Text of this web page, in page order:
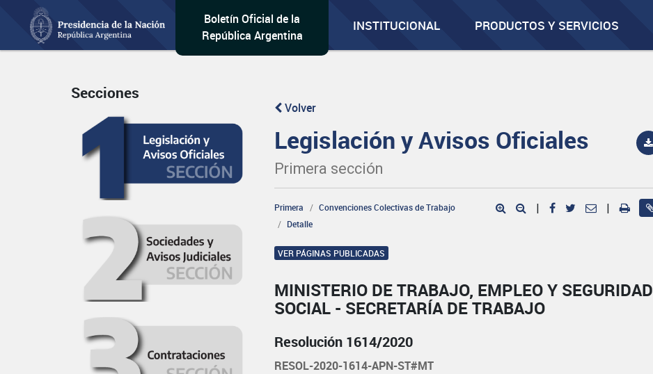
Boletín Oficial de la
República Argentina
INSTITUCIONAL PRODUCTOS Y SERVICIOS
Secciones
Volver
Legislación y Avisos Oficiales
Primera sección
Primera
Convenciones Colectivas de Trabajo
Detalle
| |
VER PÁGINAS PUBLICADAS
MINISTERIO DE TRABAJO, EMPLEO Y SEGURIDAD
SOCIAL - SECRETARÍA DE TRABAJO
Resolución 1614/2020
RESOL-2020-1614-APN-ST#MT